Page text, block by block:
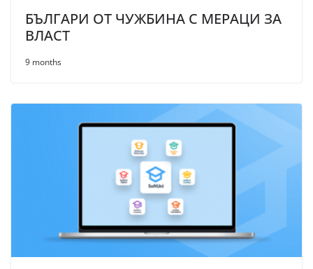
БЪЛГАРИ ОТ ЧУЖБИНА С МЕРАЦИ ЗА
ВЛАСТ
9 months